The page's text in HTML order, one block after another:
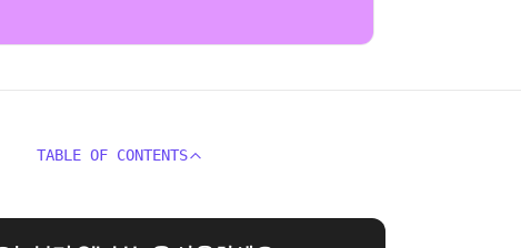
TABLE OF CONTENTS